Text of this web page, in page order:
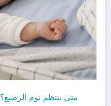
متى ينتظم نوم الرضيع؟